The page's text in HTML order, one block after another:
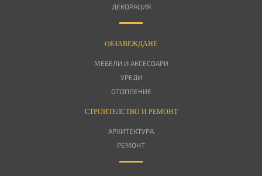
ДЕКОРАЦИЯ
OБЗАВЕЖДАНЕ
МЕБЕЛИ И АКСЕСОАРИ
УРЕДИ
ОТОПЛЕНИЕ
СТРОИТЕЛСТВО И РЕМОНТ
АРХИТЕКТУРА
РЕМОНТ